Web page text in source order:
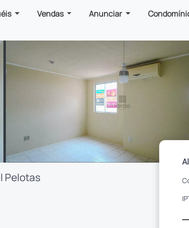
Vendas Anunciar
Pelotas